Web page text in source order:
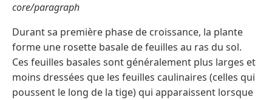
core/paragraph
Durant sa première phase de croissance, la plante
forme une rosette basale de feuilles au ras du sol.
Ces feuilles basales sont généralement plus larges et
moins dressées que les feuilles caulinaires (celles qui
poussent le long de la tige) qui apparaissent lorsque